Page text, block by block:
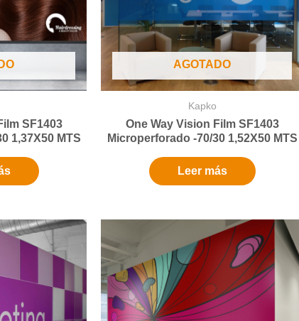
SF1403
1,37X50 MTS
AGOTADO
Kapko
One Way Vision Film SF1403
Microperforado -70/30 1,52X50 MTS
Leer más